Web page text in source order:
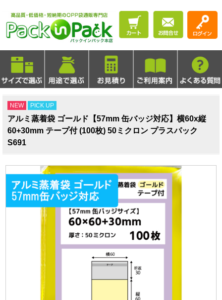
NEW PICK UP
アルミ蒸着袋 ゴールド【57mm 缶バッジ対応】横60x縦
60+30mm テープ付 (100枚) 50ミクロン プラスパック
S691